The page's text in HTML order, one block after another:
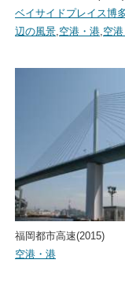
ベイサイドプレイス博
辺の風景,空港・港,空
福岡都市高速(2015)
空港・港